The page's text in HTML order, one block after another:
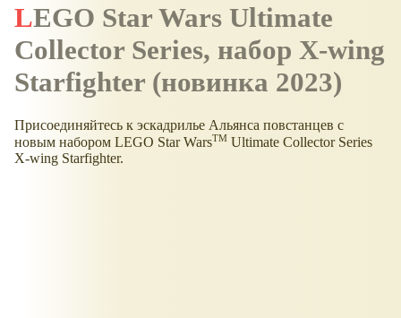
LEGO Star Wars Ultimate
Collector Series, набор X-wing
Starfighter (новинка 2023)
Присоединяйтесь к эскадрилье Альянса повстанцев с
новым набором LEGO Star WarsTM Ultimate Collector Series
X-wing Starfighter.